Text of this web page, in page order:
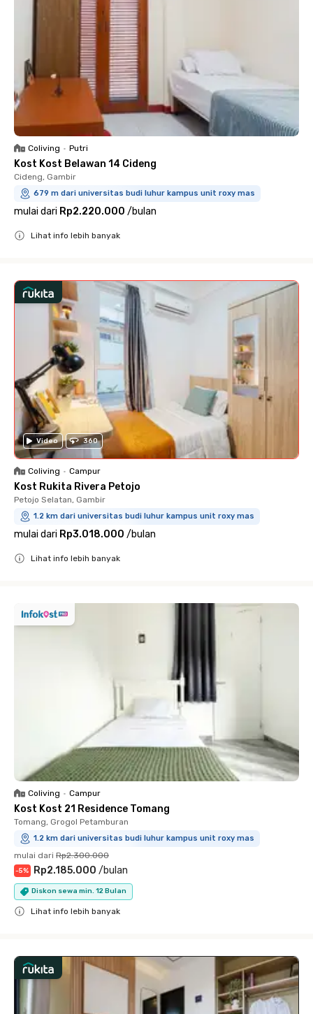
Coliving • Putri
Kost Kost Belawan 14 Cideng
Cideng, Gambir
679 m dari universitas budi luhur kampus unit roxy mas
mulai dari Rp2.220.000 /bulan
Lihat info lebih banyak
Video 360
Coliving • Campur
Kost Rukita Rivera Petojo
Petojo Selatan, Gambir
1.2 km dari universitas budi luhur kampus unit roxy mas
mulai dari Rp3.018.000 /bulan
Lihat info lebih banyak
Coliving • Campur
Kost Kost 21 Residence Tomang
Tomang, Grogol Petamburan
1.2 km dari universitas budi luhur kampus unit roxy mas
mulai dari Rp2.300.000
-5% Rp2.185.000 /bulan
Diskon sewa min. 12 Bulan
Lihat info lebih banyak